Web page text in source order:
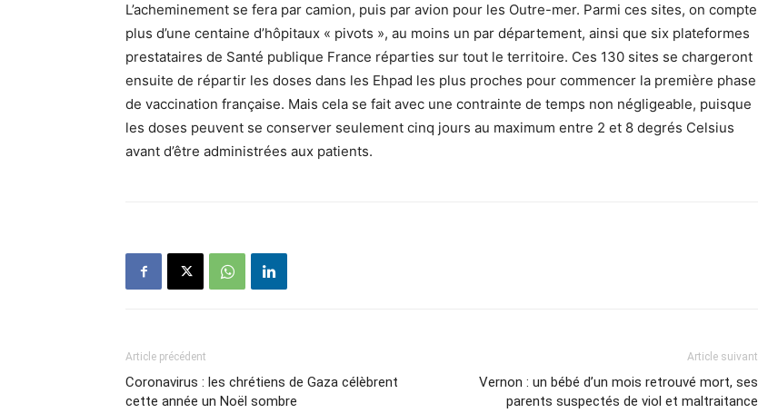
L’acheminement se fera par camion, puis par avion pour les Outre-mer. Parmi ces sites, on compte
plus d’une centaine d’hôpitaux « pivots », au moins un par département, ainsi que six plateformes
prestataires de Santé publique France réparties sur tout le territoire. Ces 130 sites se chargeront
ensuite de répartir les doses dans les Ehpad les plus proches pour commencer la première phase
de vaccination française. Mais cela se fait avec une contrainte de temps non négligeable, puisque
les doses peuvent se conserver seulement cinq jours au maximum entre 2 et 8 degrés Celsius
avant d’être administrées aux patients.
Article précédent
Coronavirus : les chrétiens de Gaza célèbrent
cette année un Noël sombre
Article suivant
Vernon : un bébé d’un mois retrouvé mort, ses
parents suspectés de viol et maltraitance